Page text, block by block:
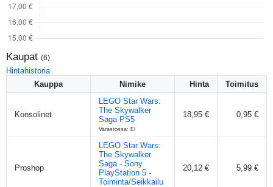
Kaupat (6)
Hintahistoria
Kauppa
Nimike Hinta Toimitus
Konsolinet
LEGO Star Wars:
The Skywalker
Saga PS5
Varastossa: Ei
18,95 € 0,95 €
Proshop
LEGO Star Wars:
The Skywalker
Saga - Sony
PlayStation 5 -
Toiminta/Seikkailu
20,12 € 5,99 €